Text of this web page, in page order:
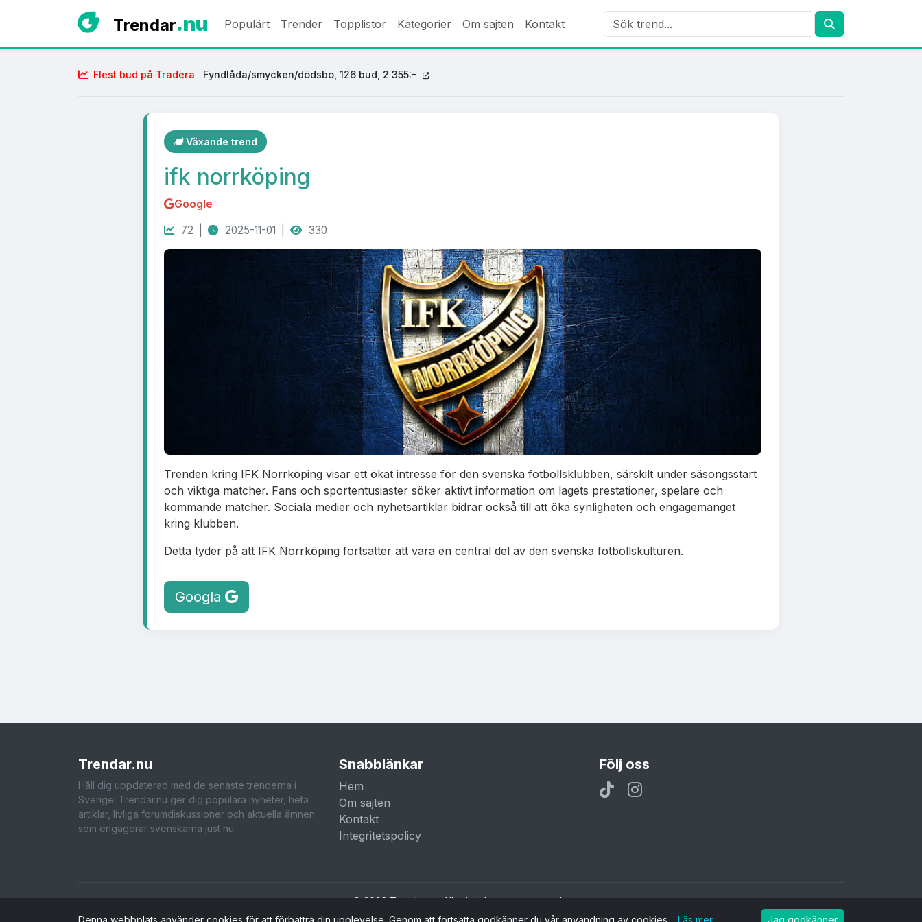
Trendar.nu Populärt Trender Topplistor Kategorier Om sajten Kontakt
Flest bud på Tradera Fyndlåda/smycken/dödsbo, 126 bud, 2 355:-
Växande trend
ifk norrköping
Google
72 | 2025-11-01 | 330
Trenden kring IFK Norrköping visar ett ökat intresse för den svenska fotbollsklubben, särskilt under säsongsstart
och viktiga matcher. Fans och sportentusiaster söker aktivt information om lagets prestationer, spelare och
kommande matcher. Sociala medier och nyhetsartiklar bidrar också till att öka synligheten och engagemanget
kring klubben.
Detta tyder på att IFK Norrköping fortsätter att vara en central del av den svenska fotbollskulturen.
Googla
Trendar.nu
Håll dig uppdaterad med de senaste trenderna i
Sverige! Trendar.nu ger dig populära nyheter, heta
artiklar, livliga forumdiskussioner och aktuella ämnen
som engagerar svenskarna just nu.
Snabblänkar
Hem
Om sajten
Kontakt
Integritetspolicy
Följ oss
© 2026 Trendar.nu. Alla rättigheter reserverade.
Denna webbplats använder cookies för att förbättra din upplevelse. Genom att fortsätta godkänner du vår användning av cookies.
Läs mer Jag godkänner